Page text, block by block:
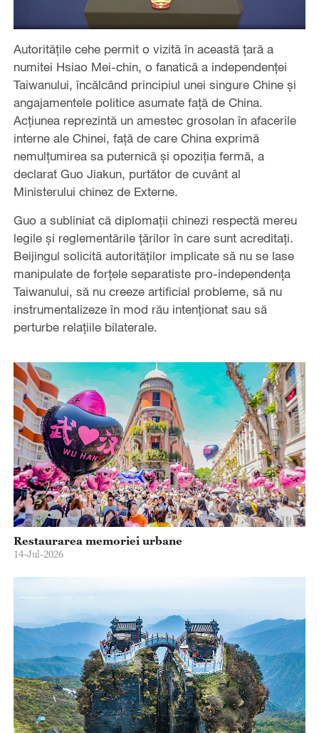
Autoritățile cehe permit o vizită în această țară a
numitei Hsiao Mei-chin, o fanatică a independenței
Taiwanului, încălcând principiul unei singure Chine și
angajamentele politice asumate față de China.
Acțiunea reprezintă un amestec grosolan în afacerile
interne ale Chinei, față de care China exprimă
nemulțumirea sa puternică și opoziția fermă, a
declarat Guo Jiakun, purtător de cuvânt al
Ministerului chinez de Externe.
Guo a subliniat că diplomații chinezi respectă mereu
legile și reglementările țărilor în care sunt acreditați.
Beijingul solicită autorităților implicate să nu se lase
manipulate de forțele separatiste pro-independența
Taiwanului, să nu creeze artificial probleme, să nu
instrumentalizeze în mod rău intenționat sau să
perturbe relațiile bilaterale.
Restaurarea memoriei urbane
14-Jul-2026